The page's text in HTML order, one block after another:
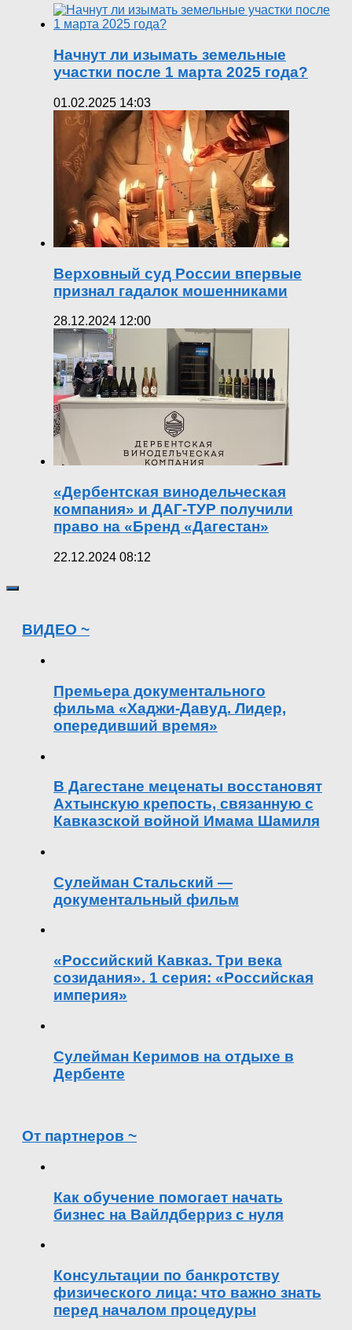
Начнут ли изымать земельные
участки после 1 марта 2025 года?
01.02.2025 14:03
Верховный суд России впервые
признал гадалок мошенниками
28.12.2024 12:00
«Дербентская винодельческая
компания» и ДАГ-ТУР получили
право на «Бренд «Дагестан»
22.12.2024 08:12
ВИДЕО ~
Премьера документального
фильма «Хаджи-Давуд. Лидер,
опередивший время»
В Дагестане меценаты восстановят
Ахтынскую крепость, связанную с
Кавказской войной Имама Шамиля
Сулейман Стальский —
документальный фильм
«Российский Кавказ. Три века
созидания». 1 серия: «Российская
империя»
Сулейман Керимов на отдыхе в
Дербенте
От партнеров ~
Как обучение помогает начать
бизнес на Вайлдберриз с нуля
Консультации по банкротству
физического лица: что важно знать
перед началом процедуры